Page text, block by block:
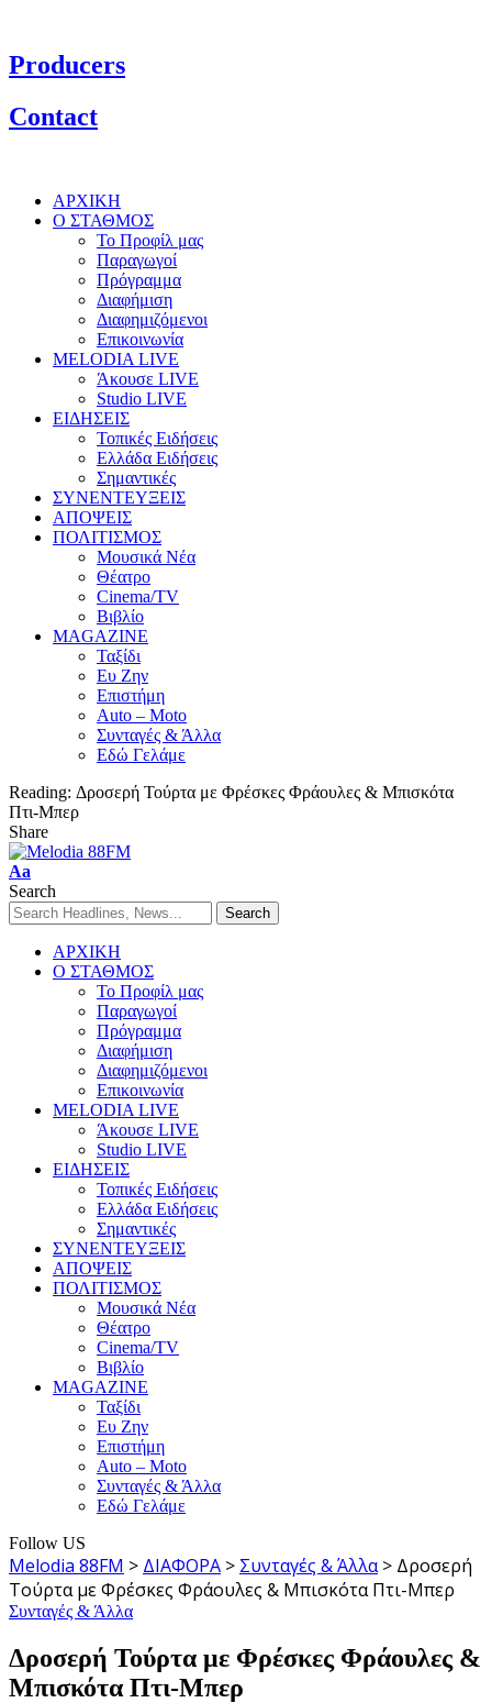
Producers
Contact
ΑΡΧΙΚΗ
Ο ΣΤΑΘΜΟΣ
Το Προφίλ μας
Παραγωγοί
Πρόγραμμα
Διαφήμιση
Διαφημιζόμενοι
Επικοινωνία
MELODIA LIVE
Άκουσε LIVE
Studio LIVE
ΕΙΔΗΣΕΙΣ
Τοπικές Ειδήσεις
Ελλάδα Ειδήσεις
Σημαντικές
ΣΥΝΕΝΤΕΥΞΕΙΣ
ΑΠΟΨΕΙΣ
ΠΟΛΙΤΙΣΜΟΣ
Μουσικά Νέα
Θέατρο
Cinema/TV
Βιβλίο
MAGAZINE
Ταξίδι
Ευ Ζην
Επιστήμη
Auto – Moto
Συνταγές & Άλλα
Εδώ Γελάμε
Reading: Δροσερή Τούρτα με Φρέσκες Φράουλες & Μπισκότα
Πτι-Μπερ
Share
Aa
Search
ΑΡΧΙΚΗ
Ο ΣΤΑΘΜΟΣ
Το Προφίλ μας
Παραγωγοί
Πρόγραμμα
Διαφήμιση
Διαφημιζόμενοι
Επικοινωνία
MELODIA LIVE
Άκουσε LIVE
Studio LIVE
ΕΙΔΗΣΕΙΣ
Τοπικές Ειδήσεις
Ελλάδα Ειδήσεις
Σημαντικές
ΣΥΝΕΝΤΕΥΞΕΙΣ
ΑΠΟΨΕΙΣ
ΠΟΛΙΤΙΣΜΟΣ
Μουσικά Νέα
Θέατρο
Cinema/TV
Βιβλίο
MAGAZINE
Ταξίδι
Ευ Ζην
Επιστήμη
Auto – Moto
Συνταγές & Άλλα
Εδώ Γελάμε
Follow US
Melodia 88FM > ΔΙΑΦΟΡΑ > Συνταγές & Άλλα> Δροσερή
Τούρτα με Φρέσκες Φράουλες & Μπισκότα Πτι-Μπερ
Συνταγές & Άλλα
Δροσερή Τούρτα με Φρέσκες Φράουλες &
Μπισκότα Πτι-Μπερ